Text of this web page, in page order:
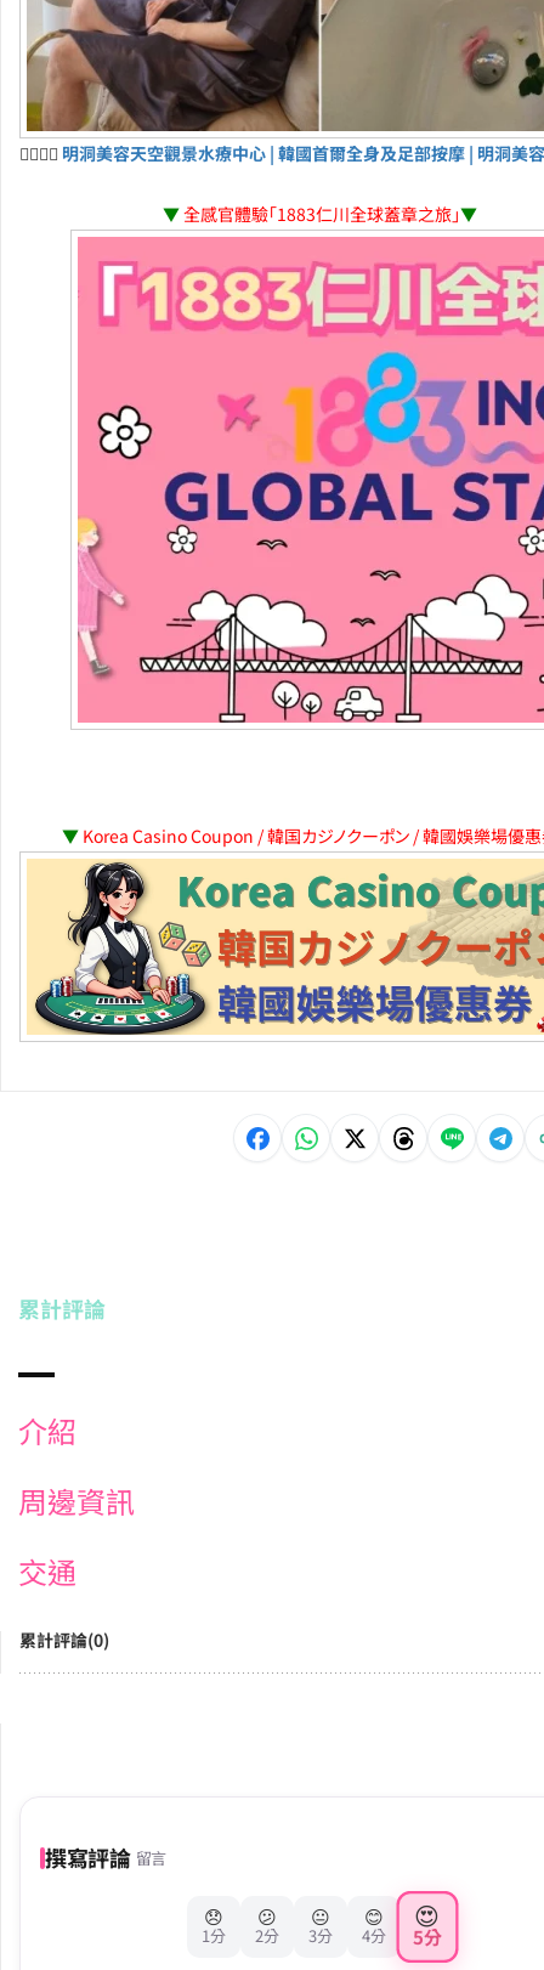
💆‍♀️💆‍♂️ 明洞美容天空觀景水療中心 | 韓國首爾全身及足部按摩 | 明洞美
▼全感官體驗「1883仁川全球蓋章之旅」▼
▼ Korea Casino Coupon / 韓国カジノクーポン / 韓國娛樂場優
累計評論
介紹
周邊資訊
交通
累計評論(0)
撰寫評論 留言
😞
1分
😕
2分
😐
3分
😊
4分
😍
5分